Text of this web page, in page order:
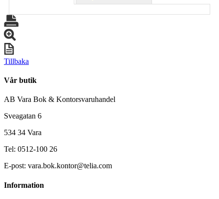
Tillbaka
Vår butik
AB Vara Bok & Kontorsvaruhandel
Sveagatan 6
534 34 Vara
Tel: 0512-100 26
E-post: vara.bok.kontor@telia.com
Information